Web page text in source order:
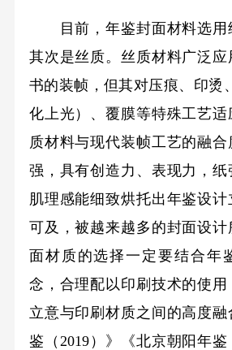
目前，年鉴封面材料选用
其次是丝质。丝质材料广泛
书的装帧，但其对压痕、印烫
化上光）、覆膜等特殊工艺
质材料与现代装帧工艺的融
强，具有创造力、表现力，纸
肌理感能细致烘托出年鉴设
可及，被越来越多的封面设
面材质的选择一定要结合年
念，合理配以印刷技术的使
立意与印刷材质之间的高度
鉴（2019）》《北京朝阳年鉴